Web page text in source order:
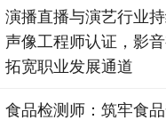
演播直播与演艺行业
声像工程师认证，影
拓宽职业发展通道
食品检测师：筑牢食